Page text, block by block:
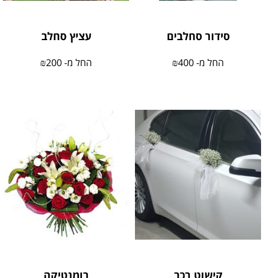
סידור סחלבים
החל מ- ₪400
עציץ סחלב
החל מ- ₪200
קישוט רכב רומנטיקה